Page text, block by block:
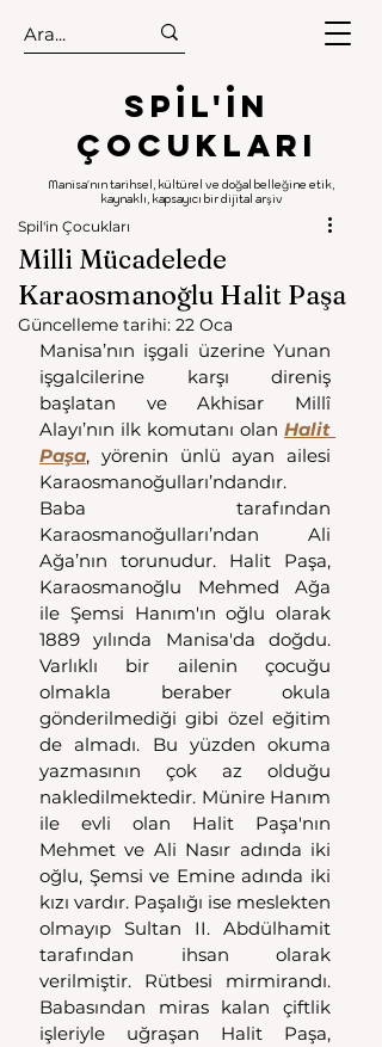
.
.
Spıl'in
Çocukları
Manisa'nın tarihsel, kültürel ve doğal belleğine etik,
kaynaklı, kapsayıcı bir dijital arşiv
Milli Mücadelede
Karaosmanoğlu Halit Paşa
Spil'in Çocukları
Güncelleme tarihi: 22 Oca
Manisa’nın işgali üzerine Yunan
işgalcilerine karşı direniş
başlatan ve Akhisar Millî
Alayı’nın ilk komutanı olan Halit
Paşa, yörenin ünlü ayan ailesi
Karaosmanoğulları’ndandır.
Baba tarafından
Karaosmanoğulları’ndan Ali
Ağa’nın torunudur. Halit Paşa,
Karaosmanoğlu Mehmed Ağa
ile Şemsi Hanım'ın oğlu olarak
1889 yılında Manisa'da doğdu.
Varlıklı bir ailenin çocuğu
olmakla beraber okula
gönderilmediği gibi özel eğitim
de almadı. Bu yüzden okuma
yazmasının çok az olduğu
nakledilmektedir. Münire Hanım
ile evli olan Halit Paşa'nın
Mehmet ve Ali Nasır adında iki
oğlu, Şemsi ve Emine adında iki
kızı vardır. Paşalığı ise meslekten
olmayıp Sultan II. Abdülhamit
tarafından ihsan olarak
verilmiştir. Rütbesi mirmirandı.
Babasından miras kalan çiftlik
işleriyle uğraşan Halit Paşa,